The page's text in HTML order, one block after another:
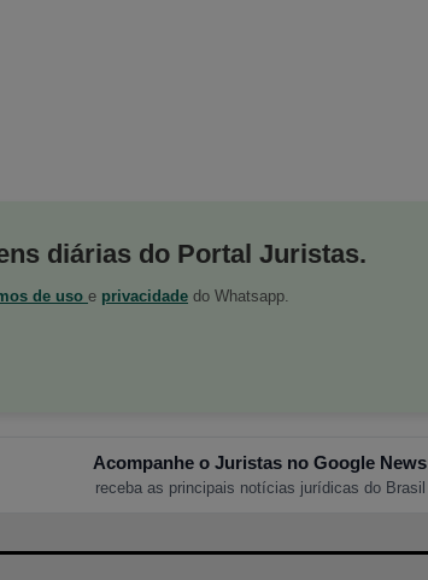
diárias do Portal Juristas.
de uso e privacidade do Whatsapp.
Acompanhe o Juristas no Google News
receba as principais notícias jurídicas do Brasil